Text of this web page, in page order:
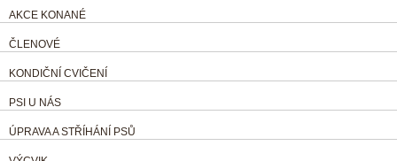
AKCE KONANÉ
ČLENOVÉ
KONDIČNÍ CVIČENÍ
PSI U NÁS
ÚPRAVA A STŘÍHÁNÍ PSŮ